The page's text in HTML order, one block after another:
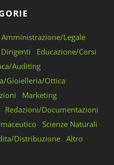
Amministrazione/Legale
Dirigenti
Educazione/Corsi
Auditing
Gioielleria/Ottica
Marketing
Redazioni/Documentazioni
Scienze Naturali
Distribuzione Altro